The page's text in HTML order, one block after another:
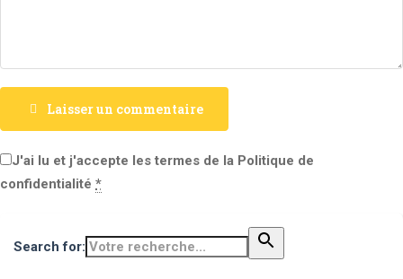
Laisser un commentaire
J'ai lu et j'accepte les termes de la Politique de
confidentialité *
Search for: